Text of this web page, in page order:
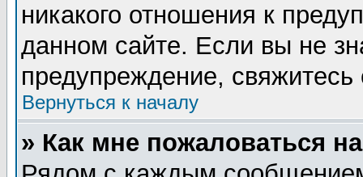
никакого отношения к
данном сайте. Если вы не
предупреждение,
Вернуться к началу
» Как мне пожаловаться